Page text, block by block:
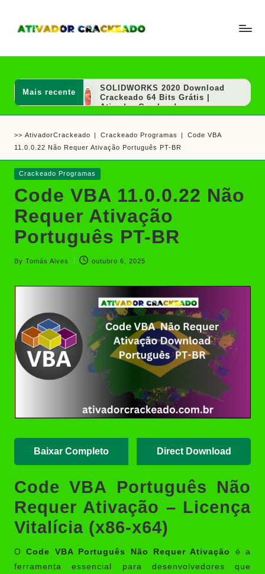
content
ti
a
d
r
e
r
a
k
e
a
d
o
completo
sobre
e
software
jogos
Mais recente
SOLIDWORKS 2020 Download
Crackeado 64 Bits Grátis |
Ativador Crackeado
PGWare SuperRam Download
Ativador Crackeado
Notepad++ Download Grátis 64
Bits Português
(Portable/Instalador) | Ativador
Crackeado
XD-AntiSpy 4.13.0 Crackeado
Download Português PT-BR
Ativador Windows 7 Download
Grátis: Windows Loader & Re-
Loader | Ativador Crackeado
Red Giant Trapcode Suite
Ativador Crackeado
Ativador Crackeado
DVD Audio Extractor Download
Grátis + Licença/Serial |
Ativador Crackeado
Office(R)Tool Download Grátis +
Guia de Instalação e Ativação |
Ativador Crackeado
TreeSize Professional 9.6.1.2153
Crackeado Download Português
PT-BR
>> AtivadorCrackeado | Crackeado Programas |
Code VBA
11.0.0.22 Não Requer Ativação Português PT-BR
Posted
Crackeado Programas
Code VBA 11.0.0.22 Não
Requer Ativação
Português PT-BR
Posted
By Tomás Alves outubro 6, 2025
Baixar Completo Direct Download
Code VBA Português Não
Requer Ativação – Licença
Vitalícia (x86-x64)
OCode VBA Português Não Requer Ativação
é a
ferramenta essencial para desenvolvedores que